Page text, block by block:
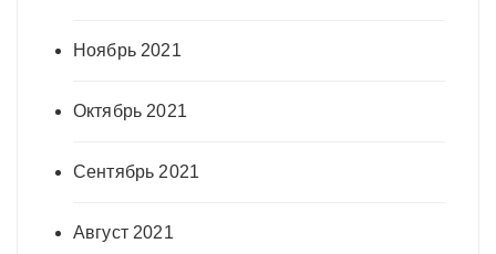
Ноябрь 2021
Октябрь 2021
Сентябрь 2021
Август 2021